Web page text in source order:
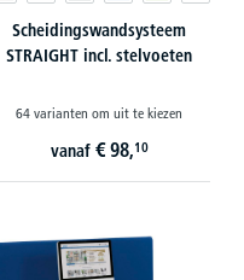
Scheidingswandsysteem
STRAIGHT incl. stelvoeten
64 varianten om uit te kiezen
vanaf € 98,10